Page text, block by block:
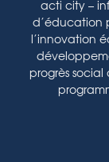
acti city –
d’éducation
l’innovation
progrès